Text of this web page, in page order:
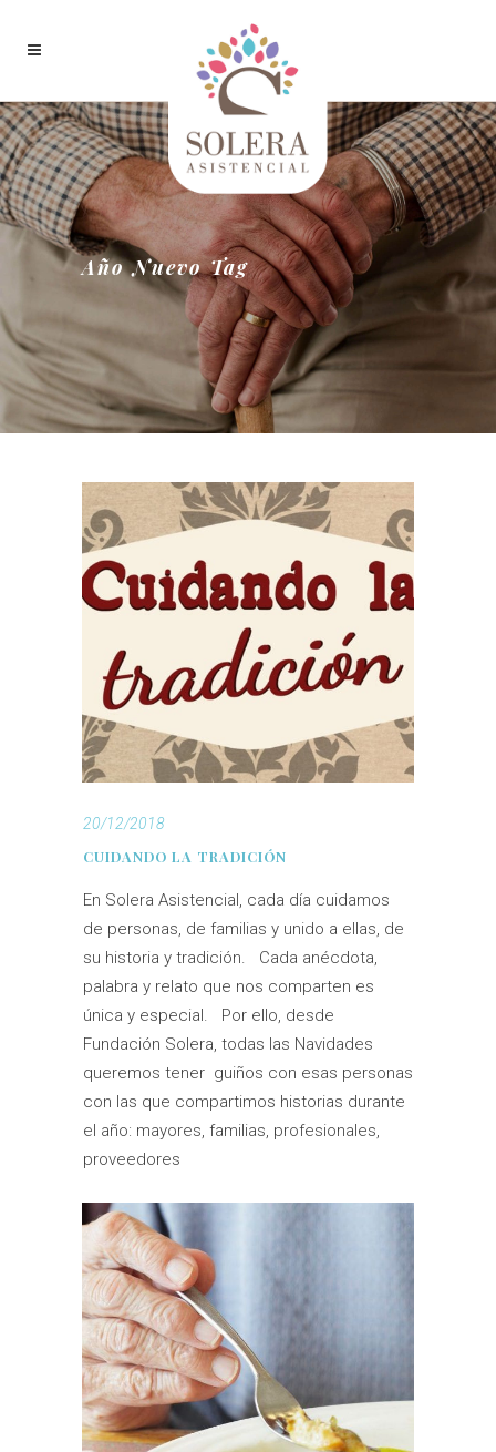
Año Nuevo Tag
20/12/2018
CUIDANDO LA TRADICIÓN
En Solera Asistencial, cada día cuidamos
de personas, de familias y unido a ellas, de
su historia y tradición. Cada anécdota,
palabra y relato que nos comparten es
única y especial. Por ello, desde
Fundación Solera, todas las Navidades
queremos tener guiños con esas personas
con las que compartimos historias durante
el año: mayores, familias, profesionales,
proveedores